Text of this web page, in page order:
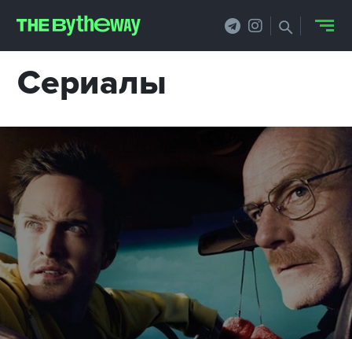
СериалыНОВОСТИ
PRO.ОБЗОР
КРЕАТИВА
БИЗНЕС И
ТЕХНОЛОГИИ
ФЕСТИВАЛИ